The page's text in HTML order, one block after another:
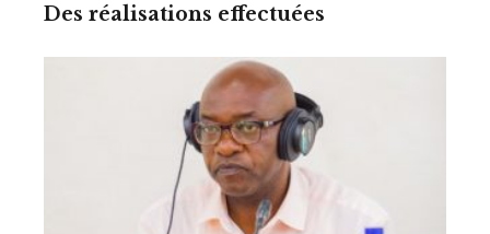
Des réalisations effectuées